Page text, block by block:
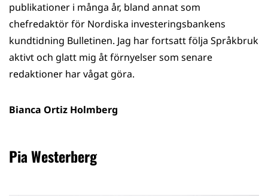
publikationer i många år, bland annat som
chefredaktör för Nordiska investeringsbankens
kundtidning Bulletinen. Jag har fortsatt följa Språkbruk
aktivt och glatt mig åt förnyelser som senare
redaktioner har vågat göra.
Bianca Ortiz Holmberg
Pia Westerberg